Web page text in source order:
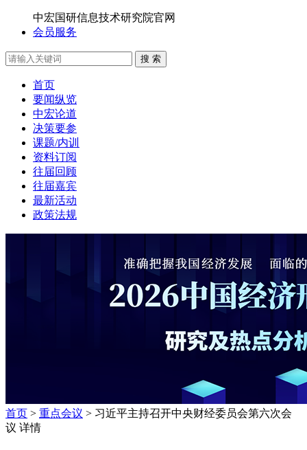
中宏国研信息技术研究院官网
会员服务
搜 索
首页
要闻纵览
中宏论道
决策要参
课题/内训
资料订阅
往届回顾
往届嘉宾
最新活动
政策法规
首页 > 重点会议 > 习近平主持召开中央财经委员会第六次会
议 详情